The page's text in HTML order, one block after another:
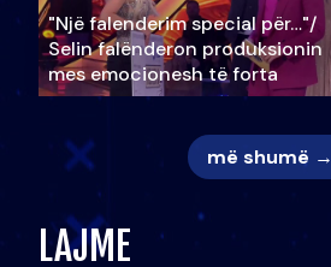
"Një falenderim special për…"/
Selin falënderon produksionin
mes emocionesh të forta
më shumë →
LAJME